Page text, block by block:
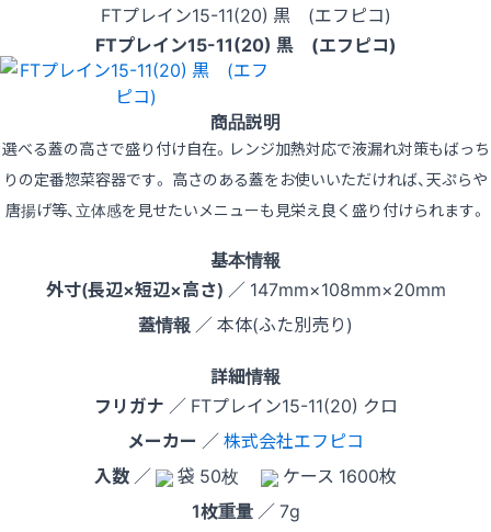
FTプレイン15-11(20) 黒 (エフピコ)
FTプレイン15-11(20) 黒 (エフピコ)
商品説明
選べる蓋の高さで盛り付け自在。レンジ加熱対応で液漏れ対策もばっち
りの定番惣菜容器です。 高さのある蓋をお使いいただければ、天ぷらや
唐揚げ等、立体感を見せたいメニューも見栄え良く盛り付けられます。
基本情報
外寸(長辺×短辺×高さ) ／ 147mm×108mm×20mm
蓋情報 ／ 本体(ふた別売り)
詳細情報
フリガナ ／ FTプレイン15-11(20) クロ
メーカー ／株式会社エフピコ
入数 ／ 袋 50枚
ケース 1600枚
1枚重量／ 7g